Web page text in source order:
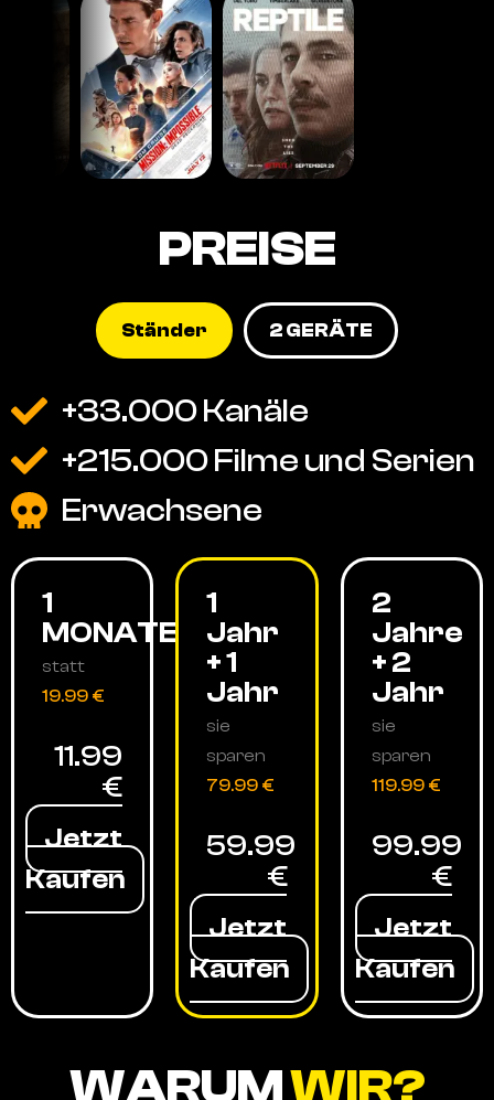
PREISE
Ständer 2 GERÄTE
+33.000 Kanäle
+215.000 Filme und Serien
Erwachsene
1
MONATE
statt
19.99 €
11.99
€
Jetzt
Kaufen
1
Jahr
+ 1
Jahr
sie
sparen
79.99 €
59.99
€
Jetzt
Kaufen
2
Jahre
+ 2
Jahr
sie
sparen
119.99 €
99.99
€
Jetzt
Kaufen
WARUMWIR?